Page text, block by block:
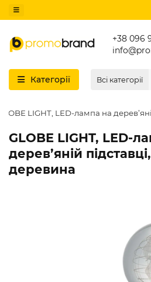
+38 096
Категорії Всі категорії
LIGHT, LED-лампа на
GLOBE LIGHT, LED-
дерев’яній
деревина